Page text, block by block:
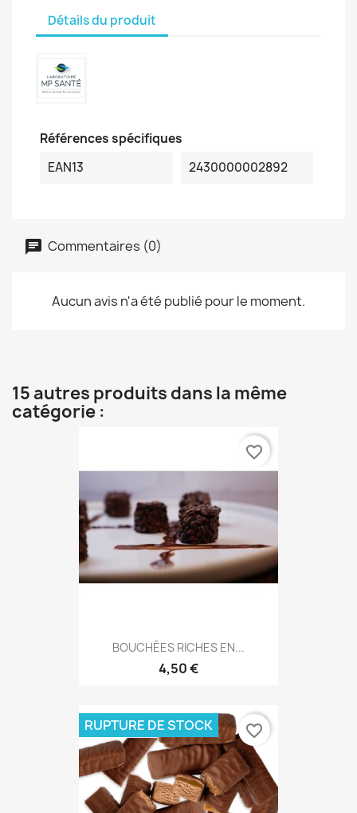
Détails du produit
Références spécifiques
EAN13
2430000002892
Commentaires (0)
Aucun avis n'a été publié pour le moment.
15 autres produits dans la même
catégorie :
BOUCHÉES RICHES EN...
4,50 €
favorite_border
RUPTURE DE STOCK favorite_border